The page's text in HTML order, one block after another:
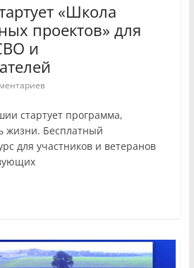
«Школа
проектов» для
и
стартует программа,
жизни. Бесплатный
для участников и ветеранов